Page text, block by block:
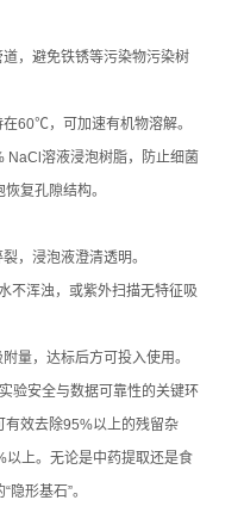
，避免铁锈等污染物污染树
60℃，可加速有机物溶解。
溶液浸泡树脂，防止细菌
复孔隙结构。
，浸泡液澄清透明。
浑浊，或紫外扫描无特征吸
，达标后方可投入使用。
安全与数据可靠性的关键环
有效去除95%以上的残留杂
以上。无论是中药提取还是食
形基石”。